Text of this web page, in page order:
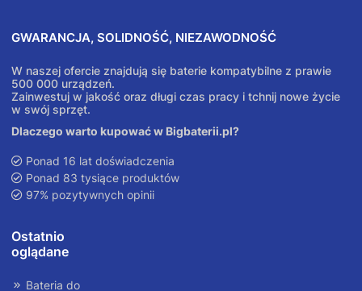
GWARANCJA, SOLIDNOŚĆ, NIEZAWODNOŚĆ
W naszej ofercie znajdują się baterie kompatybilne z prawie
500 000 urządzeń.
Zainwestuj w jakość oraz długi czas pracy i tchnij nowe życie
w swój sprzęt.
Dlaczego warto kupować w Bigbaterii.pl?
Ponad 16 lat doświadczenia
Ponad 83 tysiące produktów
97% pozytywnych opinii
Ostatnio
oglądane
Bateria do